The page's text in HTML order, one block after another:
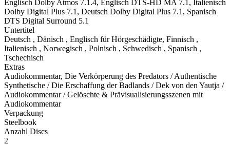
Englisch Dolby Atmos 7.1.4, Englisch DTS-HD MA 7.1, Italienisch
Dolby Digital Plus 7.1, Deutsch Dolby Digital Plus 7.1, Spanisch
DTS Digital Surround 5.1
Untertitel
Deutsch , Dänisch , Englisch für Hörgeschädigte, Finnisch ,
Italienisch , Norwegisch , Polnisch , Schwedisch , Spanisch ,
Tschechisch
Extras
Audiokommentar, Die Verkörperung des Predators / Authentische
Synthetische / Die Erschaffung der Badlands / Dek von den Yautja /
Audiokommentar / Gelöschte & Prävisualisierungsszenen mit
Audiokommentar
Verpackung
Steelbook
Anzahl Discs
2